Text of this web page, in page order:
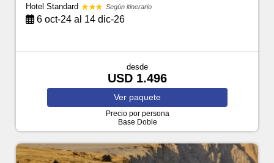
Hotel Standard
Según itinerario
6 oct-24 al 14 dic-26
desde
USD 1.496
Ver paquete
Precio por persona
Base Doble